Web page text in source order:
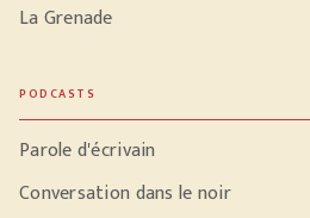
La Grenade
PODCASTS
Parole d'écrivain
Conversation dans le noir